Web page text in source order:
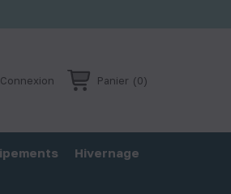
Connexion Panier (0)
Hivernage